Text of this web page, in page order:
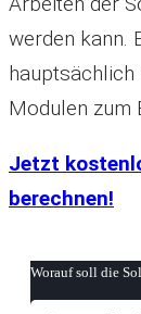
werden kann.
hauptsächlich
Modulen zum
Jetzt
berechnen!
Worauf soll die